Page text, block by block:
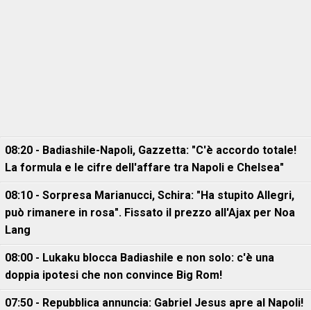
08:20 - Badiashile-Napoli, Gazzetta: "C'è accordo totale!
La formula e le cifre dell'affare tra Napoli e Chelsea"
08:10 - Sorpresa Marianucci, Schira: "Ha stupito Allegri,
può rimanere in rosa". Fissato il prezzo all'Ajax per Noa
Lang
08:00 - Lukaku blocca Badiashile e non solo: c'è una
doppia ipotesi che non convince Big Rom!
07:50 - Repubblica annuncia: Gabriel Jesus apre al Napoli!